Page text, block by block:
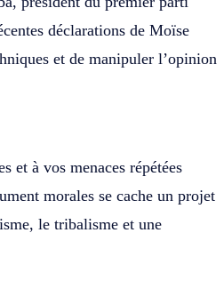
déclarations de Moïse
et de manipuler l’opinion
et à vos menaces répétées
morales se cache un projet
le tribalisme et une